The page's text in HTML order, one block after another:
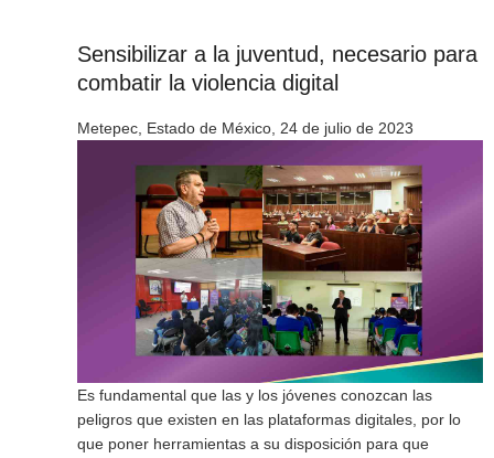
Sensibilizar a la juventud, necesario para
combatir la violencia digital
Metepec, Estado de México, 24 de julio de 2023
Es fundamental que las y los jóvenes conozcan las
peligros que existen en las plataformas digitales, por lo
que poner herramientas a su disposición para que